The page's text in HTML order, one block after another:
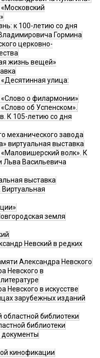
к 100-летию со дня
Гормина
церковно-
жизнь вещей»
улица:
о филармонии»
об Успенском».
К 105-летию со дня
механического завода
виртуальная выставка
волк». К
Льва Васильевича
выставка
земля
Невский в редких
Александра Невского
Невского в
Невского в искусстве
зарубежных изданий
областной библиотеки
библиотеки
кинофикации